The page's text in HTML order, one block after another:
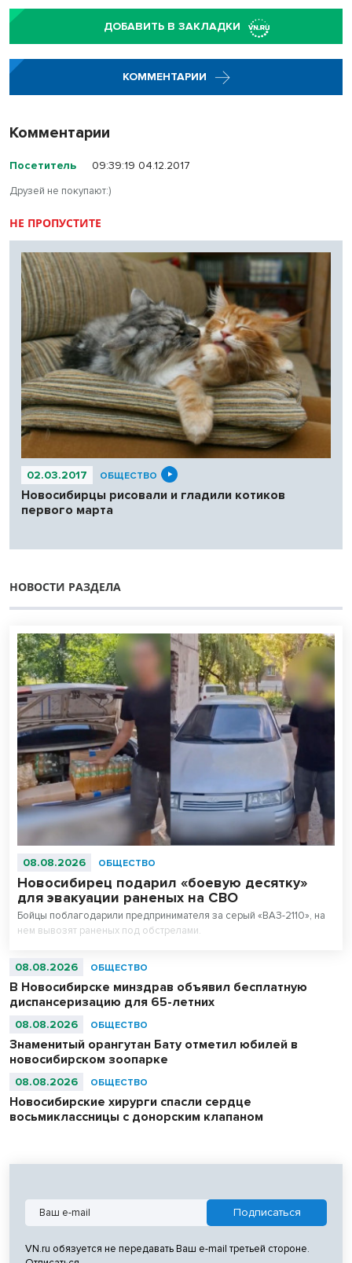
ДОБАВИТЬ В ЗАКЛАДКИ
КОММЕНТАРИИ
Комментарии
Посетитель 09:39:19 04.12.2017
Друзей не покупают:)
НЕ ПРОПУСТИТЕ
02.03.2017 ОБЩЕСТВО
Новосибирцы рисовали и гладили котиков
первого марта
НОВОСТИ РАЗДЕЛА
08.08.2026 ОБЩЕСТВО
Новосибирец подарил «боевую десятку»
для эвакуации раненых на СВО
Бойцы поблагодарили предпринимателя за серый «ВАЗ-2110», на
нем вывозят раненых под обстрелами.
08.08.2026 ОБЩЕСТВО
В Новосибирске минздрав объявил бесплатную
диспансеризацию для 65-летних
08.08.2026 ОБЩЕСТВО
Знаменитый орангутан Бату отметил юбилей в
новосибирском зоопарке
08.08.2026 ОБЩЕСТВО
Новосибирские хирурги спасли сердце
восьмиклассницы с донорским клапаном
VN.ru обязуется не передавать Ваш e-mail третьей стороне.